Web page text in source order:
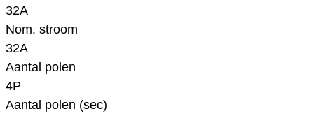
32A
Nom. stroom
32A
Aantal polen
4P
Aantal polen (sec)